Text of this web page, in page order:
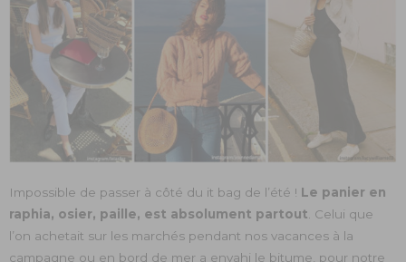
Impossible de passer à côté du it bag de l’été ! Le panier en
raphia, osier, paille, est absolument partout. Celui que
l’on achetait sur les marchés pendant nos vacances à la
campagne ou en bord de mer a envahi le bitume, pour notre